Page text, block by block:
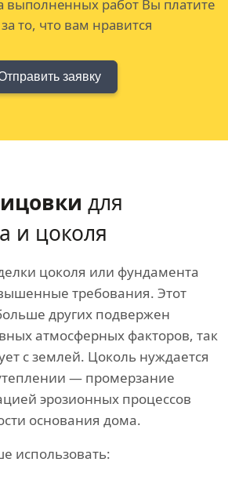
выполненных работ Вы платите
то, что вам нравится
заявку
для
и цоколя
цоколя или фундамента
требования. Этот
других подвержен
атмосферных факторов, так
с землей. Цоколь нуждается
— промерзание
эрозионных процессов
основания дома.
использовать: